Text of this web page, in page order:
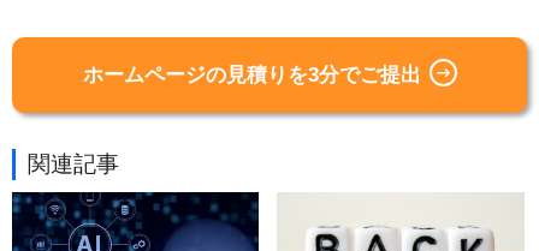
ホームページの見積りを3分でご提出
関連記事